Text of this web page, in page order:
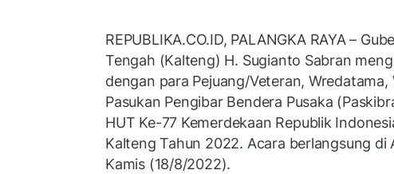
REPUBLIKA.CO.ID, PALANGKA RAYA –
Tengah (Kalteng) H. Sugianto Sabran
dengan para Pejuang/Veteran, Wredatama,
Pasukan Pengibar Bendera Pusaka
HUT Ke-77 Kemerdekaan Republik
Kalteng Tahun 2022. Acara berlangsung di
Kamis (18/8/2022).